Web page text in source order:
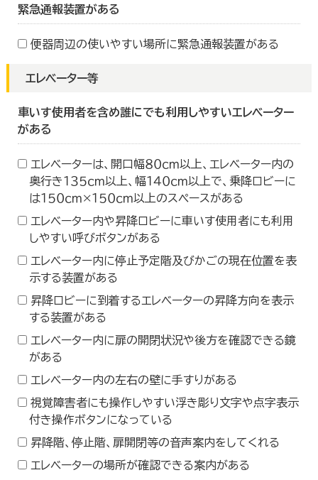
緊急通報装置がある
便器周辺の使いやすい場所に緊急通報装置がある
エレベーター等
車いす使用者を含め誰にでも利用しやすいエレベーター
がある
エレベーターは、開口幅８０ｃｍ以上、エレベーター内の
奥行き１３５ｃｍ以上、幅１４０ｃｍ以上で、乗降ロビーに
は１５０ｃｍ×１５０ｃｍ以上のスペースがある
エレベーター内や昇降ロビーに車いす使用者にも利用
しやすい呼びボタンがある
エレベーター内に停止予定階及びかごの現在位置を表
示する装置がある
昇降ロビーに到着するエレベーターの昇降方向を表示
する装置がある
エレベーター内に扉の開閉状況や後方を確認できる鏡
がある
エレベーター内の左右の壁に手すりがある
視覚障害者にも操作しやすい浮き彫り文字や点字表示
付き操作ボタンになっている
昇降階、停止階、扉開閉等の音声案内をしてくれる
エレベーターの場所が確認できる案内がある